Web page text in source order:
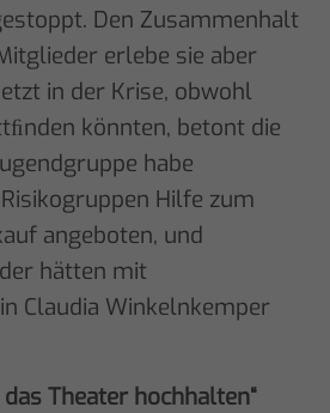
Den Zusammenhalt
erlebe sie aber
in der Krise, obwohl
könnten, betont die
habe
Hilfe zum
angeboten, und
hätten mit
Claudia Winkelnkemper
Theater hochhalten“